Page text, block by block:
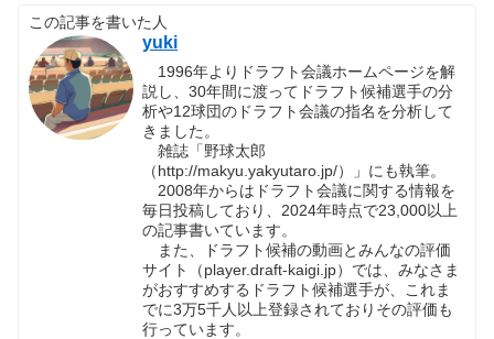
この記事を書いた人
yuki
1996年よりドラフト会議ホームページを解
説し、30年間に渡ってドラフト候補選手の分
析や12球団のドラフト会議の指名を分析して
きました。
雑誌「野球太郎
（http://makyu.yakyutaro.jp/）」にも執筆。
2008年からはドラフト会議に関する情報を
毎日投稿しており、2024年時点で23,000以上
の記事書いています。
また、ドラフト候補の動画とみんなの評価
サイト（player.draft-kaigi.jp）では、みなさま
がおすすめするドラフト候補選手が、これま
でに3万5千人以上登録されておりその評価も
行っています。